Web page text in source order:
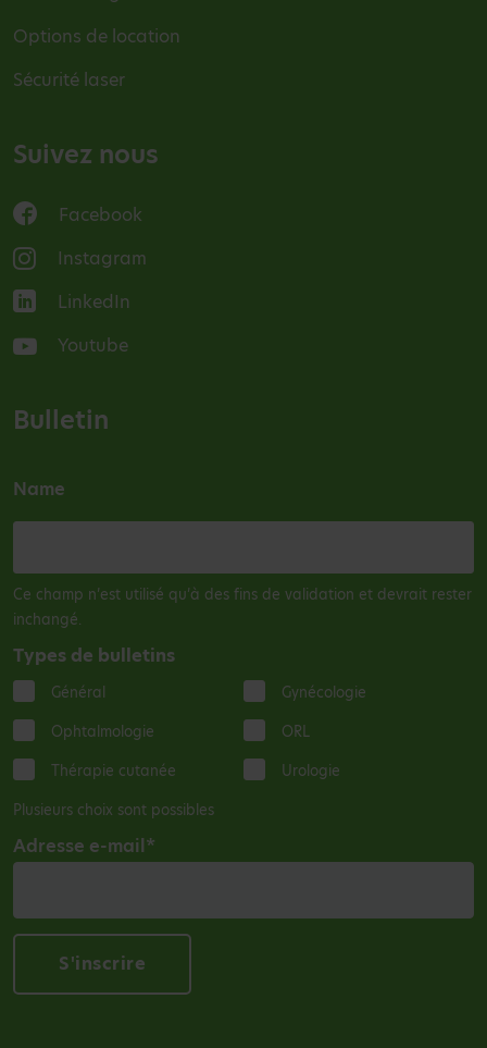
Options de location
Sécurité laser
Suivez nous
Facebook
Instagram
LinkedIn
Youtube
Bulletin
Name
Ce champ n’est utilisé qu’à des fins de validation et devrait rester
inchangé.
Types de bulletins
Général
Gynécologie
Ophtalmologie
ORL
Thérapie cutanée
Urologie
Plusieurs choix sont possibles
Adresse e-mail*